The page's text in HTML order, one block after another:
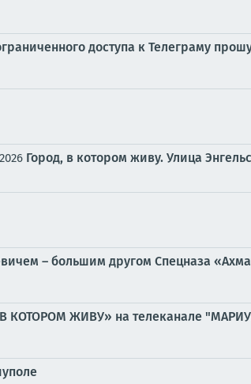
доступа к Телеграму
Город, в котором живу. Улица
– большим другом Спецназа
КОТОРОМ ЖИВУ» на телеканале